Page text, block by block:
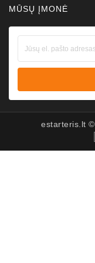
MŪSŲ ĮMONĖ
estarteris.lt ©